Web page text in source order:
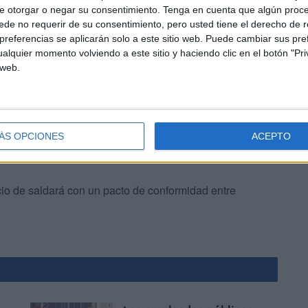
otorgar o negar su consentimiento. Tenga en cuenta que algún
no requerir de su consentimiento, pero usted tiene el derecho de
se aplicarán solo a este sitio web. Puede cambiar sus
momento volviendo a este sitio y haciendo clic en el botón
OPCIONES ACEPTO
y deciros que no hace falta alarmarse por lo que dije
intención de llevarlo a cabo, retiro todo lo que dije y
de saldará con un pacto de conformidad entre